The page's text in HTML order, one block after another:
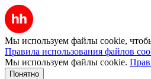
Мы используем файлы cookie,
Правила использования файлов
Мы используем файлы cookie.
Понятно